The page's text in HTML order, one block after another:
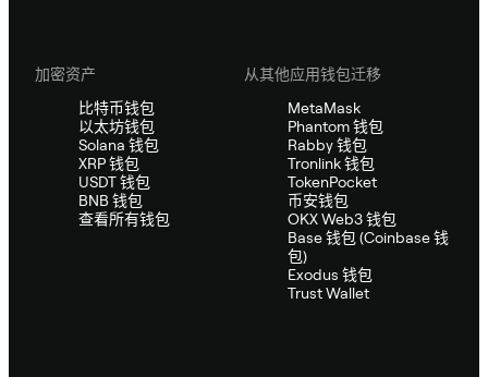
加密资产
比特币钱包
以太坊钱包
Solana 钱包
XRP 钱包
USDT 钱包
BNB 钱包
查看所有钱包
从其他应用钱包迁移
MetaMask
Phantom 钱包
Rabby 钱包
Tronlink 钱包
TokenPocket
币安钱包
OKX Web3 钱包
Base 钱包 (Coinbase 钱
包)
Exodus 钱包
Trust Wallet